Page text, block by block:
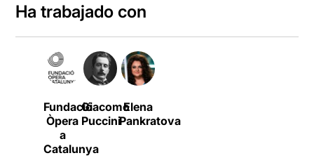
Ha trabajado con
Fundació
Òpera
a
Catalunya
Giacomo
Puccini
Elena
Pankratova